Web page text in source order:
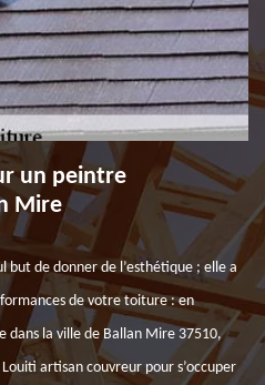
un peintre
Mire
but de donner de l’esthétique ; elle a
de votre toiture : en
dans la ville de Ballan Mire 37510,
artisan couvreur pour s’occuper